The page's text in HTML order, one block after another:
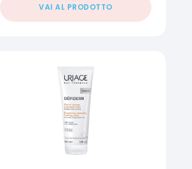
VAI AL PRODOTTO